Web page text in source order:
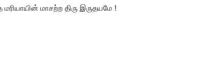
மாசற்ற திரு இருதயமே !